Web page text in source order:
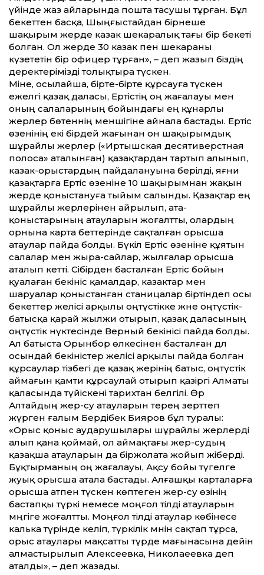
үйінде жаз айларында пошта тасушы тұрған. Бұл
бекет­тен басқа, Шыңғыстайдан бірнеше
шақырым жерде казак шекаралық тағы бір бекеті
болған. Ол жерде 30 казак пен шекараны
күзететін бір офицер тұрған», – деп жазып біздің
деректерімізді толықтыра түскен.
Міне, осылайша, бірте-бірте құрсауға түскен
ежелгі қазақ даласы, Ертістің оң жағалауы мен
оның салаларының бойындағы ең құнарлы
жерлер бөтеннің меншігіне айнала бастады. Ертіс
өзенінің екі бірдей жағынан он шақырымдық
шұрайлы жерлер («Иртышская десятиверстная
полоса» аталынған) қазақтардан тартып алынып,
казак-орыстардың пайдалануына берілді, яғни
қазақтарға Ертіс өзеніне 10 шақырымнан жақын
жерде қоныстануға тыйым салынды. Қазақтар ең
шұрайлы жерлерінен айрылып, ата-
қоныстарының атауларын жоғалт­ты, олардың
орнына карта бет­терінде сақталған орысша
атаулар пайда болды. Бүкіл Ертіс өзеніне құятын
салалар мен жыра-сайлар, жылғалар орысша
аталып кет­ті. Сібірден басталған Ертіс бойын
қуалаған бекініс қамалдар, казактар мен
шаруалар қоныстанған станицалар біртіндеп осы
бекет­тер желісі арқылы оңтүстікке және оңтүстік-
батысқа қарай жылжи отырып, қазақ даласының
оңтүстік нүктесінде Верный бекінісі пайда болды.
Ал батыста Орынбор өлкесінен басталған дәл
осындай бекіністер желісі арқылы пайда болған
құрсаулар тізбегі де қазақ жерінің батыс, оңтүстік
аймағын қамти құрсаулай отырып қазіргі Алматы
қаласында түйіскені тарихтан белгілі. Өр
Алтайдың жер-су атауларын терең зерт­теп
жүрген ғалым Бердібек Бияров бұл туралы:
«Орыс қоныс аударушылары шұрайлы жерлерді
алып қана қоймай, ол аймақтағы жер-судың
қазақша атауларын да біржолата жойып жіберді.
Бұқтырманың оң жағалауы, Ақсу бойы түгелге
жуық орысша атала бастады. Алғашқы карталарға
орысша атпен түскен көптеген жер-су өзінің
бастапқы түркі немесе моңғол тілді атауларын
мәңгіге жоғалт­ты. Моңғол тілді атаулар көбінесе
калька түрінде келіп, түркілік мәнін сақтап тұрса,
орыс атаулары мақсат­ты түрде мағынасына де­йін
алмастырылып Алексеевка, Николаеевка деп
аталды», – деп жазады.